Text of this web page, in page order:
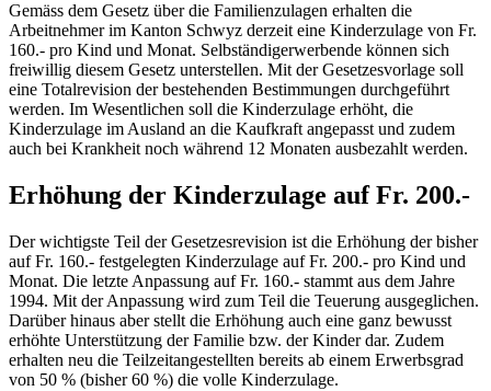
Gemäss dem Gesetz über die Familienzulagen erhalten die
Arbeitnehmer im Kanton Schwyz derzeit eine Kinderzulage von Fr.
160.- pro Kind und Monat. Selbständigerwerbende können sich
freiwillig diesem Gesetz unterstellen. Mit der Gesetzesvorlage soll
eine Totalrevision der bestehenden Bestimmungen durchgeführt
werden. Im Wesentlichen soll die Kinderzulage erhöht, die
Kinderzulage im Ausland an die Kaufkraft angepasst und zudem
auch bei Krankheit noch während 12 Monaten ausbezahlt werden.
Erhöhung der Kinderzulage auf Fr. 200.-
Der wichtigste Teil der Gesetzesrevision ist die Erhöhung der bisher
auf Fr. 160.- festgelegten Kinderzulage auf Fr. 200.- pro Kind und
Monat. Die letzte Anpassung auf Fr. 160.- stammt aus dem Jahre
1994. Mit der Anpassung wird zum Teil die Teuerung ausgeglichen.
Darüber hinaus aber stellt die Erhöhung auch eine ganz bewusst
erhöhte Unterstützung der Familie bzw. der Kinder dar. Zudem
erhalten neu die Teilzeitangestellten bereits ab einem Erwerbsgrad
von 50 % (bisher 60 %) die volle Kinderzulage.